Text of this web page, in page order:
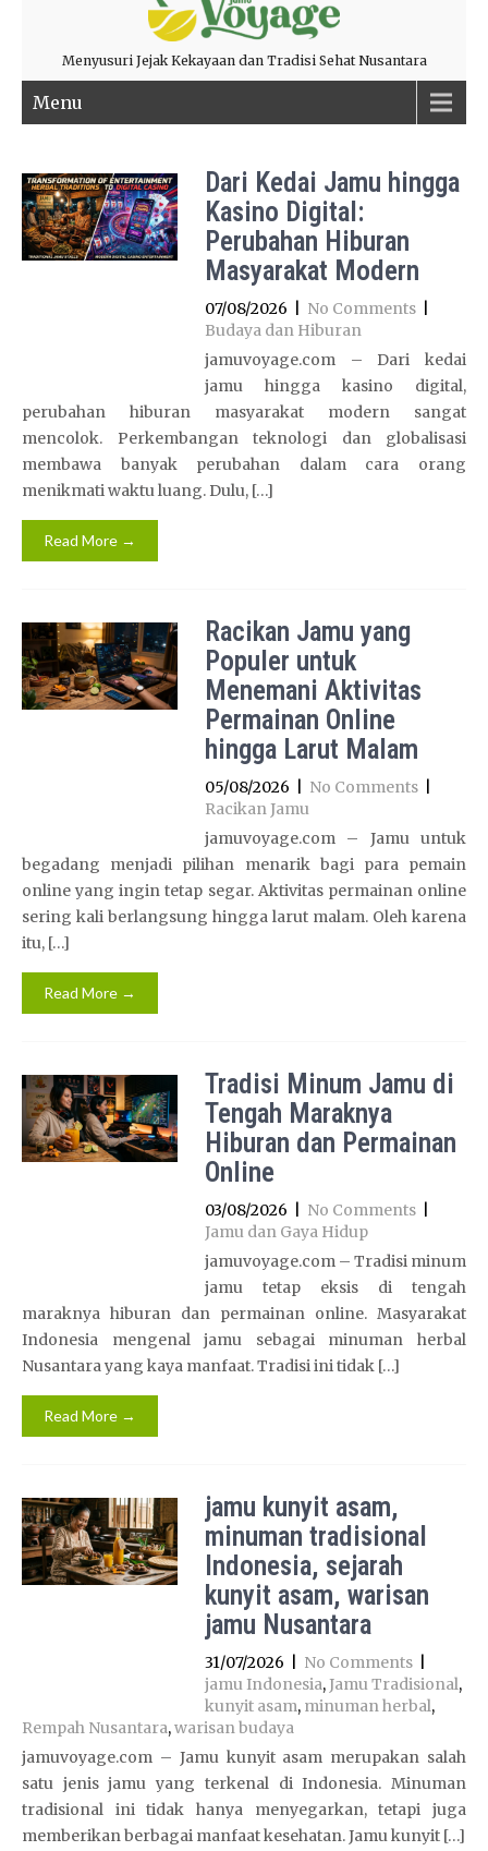
Menyusuri Jejak Kekayaan dan Tradisi Sehat Nusantara
Menu
Dari Kedai Jamu hingga
Kasino Digital:
Perubahan Hiburan
Masyarakat Modern
07/08/2026 No Comments
Budaya dan Hiburan
jamuvoyage.com – Dari kedai
jamu hingga kasino digital,
perubahan hiburan masyarakat modern sangat
mencolok. Perkembangan teknologi dan globalisasi
membawa banyak perubahan dalam cara orang
menikmati waktu luang. Dulu, […]
Read More →
Racikan Jamu yang
Populer untuk
Menemani Aktivitas
Permainan Online
hingga Larut Malam
05/08/2026 No Comments
Racikan Jamu
jamuvoyage.com – Jamu untuk
begadang menjadi pilihan menarik bagi para pemain
online yang ingin tetap segar. Aktivitas permainan online
sering kali berlangsung hingga larut malam. Oleh karena
itu, […]
Read More →
Tradisi Minum Jamu di
Tengah Maraknya
Hiburan dan Permainan
Online
03/08/2026 No Comments
Jamu dan Gaya Hidup
jamuvoyage.com – Tradisi minum
jamu tetap eksis di tengah
maraknya hiburan dan permainan online. Masyarakat
Indonesia mengenal jamu sebagai minuman herbal
Nusantara yang kaya manfaat. Tradisi ini tidak […]
Read More →
jamu kunyit asam,
minuman tradisional
Indonesia, sejarah
kunyit asam, warisan
jamu Nusantara
31/07/2026 No Comments
jamu Indonesia,Jamu Tradisional,
kunyit asam, minuman herbal,
Rempah Nusantara,warisan budaya
jamuvoyage.com – Jamu kunyit asam merupakan salah
satu jenis jamu yang terkenal di Indonesia. Minuman
tradisional ini tidak hanya menyegarkan, tetapi juga
memberikan berbagai manfaat kesehatan. Jamu kunyit […]